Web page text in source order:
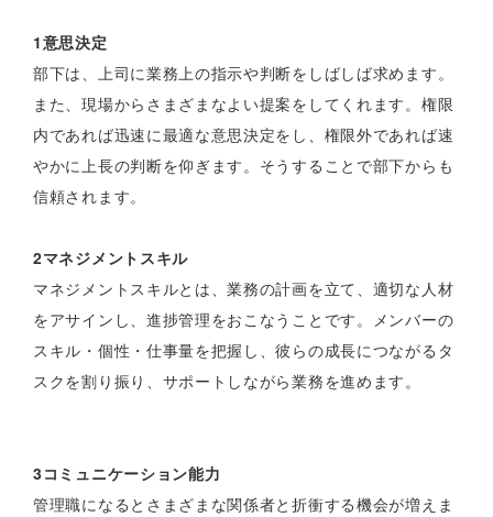
1意思決定
部下は、上司に業務上の指示や判断をしばしば求めます。
また、現場からさまざまなよい提案をしてくれます。権限
内であれば迅速に最適な意思決定をし、権限外であれば速
やかに上長の判断を仰ぎます。そうすることで部下からも
信頼されます。
2マネジメントスキル
マネジメントスキルとは、業務の計画を立て、適切な人材
をアサインし、進捗管理をおこなうことです。メンバーの
スキル・個性・仕事量を把握し、彼らの成長につながるタ
スクを割り振り、サポートしながら業務を進めます。
3コミュニケーション能力
管理職になるとさまざまな関係者と折衝する機会が増えま